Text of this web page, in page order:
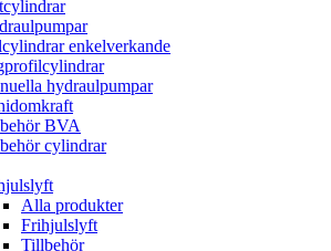
enkelverkande
hydraulpumpar
BVA
cylindrar
Alla produkter
Frihjulslyft
Tillbehör